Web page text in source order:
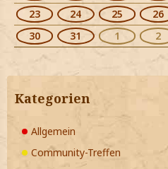
23
24 25 26
30
31 1 2
Kategorien
Allgemein
Community-Treffen